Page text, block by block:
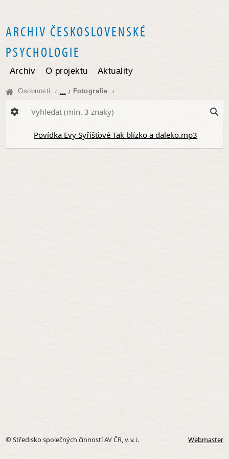
ARCHIV ČESKOSLOVENSKÉ
PSYCHOLOGIE
Archiv O projektu Aktuality
Osobnosti / ... / Fotografie /
Povídka Evy Syřišťové Tak blízko a daleko.mp3
© Středisko společných činností AV ČR, v. v. i. Webmaster